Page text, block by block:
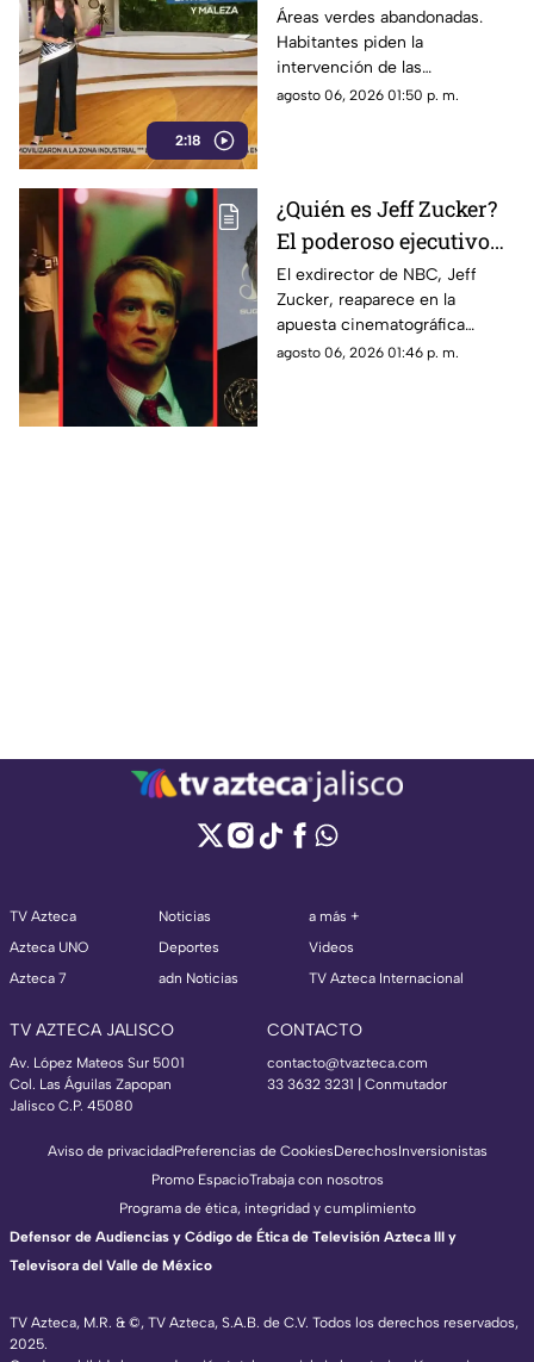
2:18
abandonadas y llenas
de basura
Áreas verdes abandonadas.
Habitantes piden la
intervención de las
autoridades para limpiar y
agosto 06, 2026 01:50 p. m.
¿Quién es Jeff Zucker?
El poderoso ejecutivo
que vendió el morbo de
los acosadores y hoy
actúa en 'Primetime'
El exdirector de NBC, Jeff
Zucker, reaparece en la
apuesta cinematográfica
‘Primetime’ interpretándose a
agosto 06, 2026 01:46 p. m.
TV Azteca
Azteca UNO
Azteca 7
Noticias
Deportes
adn Noticias
a más +
Videos
TV Azteca Internacional
TV AZTECA JALISCO
Av. López Mateos Sur 5001
Col. Las Águilas Zapopan
Jalisco C.P. 45080
CONTACTO
contacto@tvazteca.com
33 3632 3231 | Conmutador
TV Azteca, M.R. & ©, TV Azteca, S.A.B. de C.V. Todos los derechos reservados,
2025.
Aviso de privacidadPreferencias de CookiesDerechosInversionistas
Promo EspacioTrabaja con nosotros
Programa de ética, integridad y cumplimiento
Defensor de Audiencias y Código de Ética de Televisión Azteca III y
Televisora del Valle de México